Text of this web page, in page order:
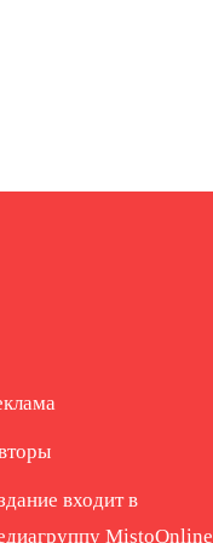
входит в
MistoOnline